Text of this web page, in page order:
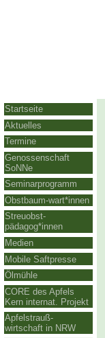
Startseite
Aktuelles
Termine
Genossenschaft
SoNNe
Seminarprogramm
Obstbaum-wart*innen
Streuobst-
pädagog*innen
Medien
Mobile Saftpresse
Ölmühle
CORE des Apfels
Kern internat. Projekt
Apfelstrauß-
wirtschaft in NRW